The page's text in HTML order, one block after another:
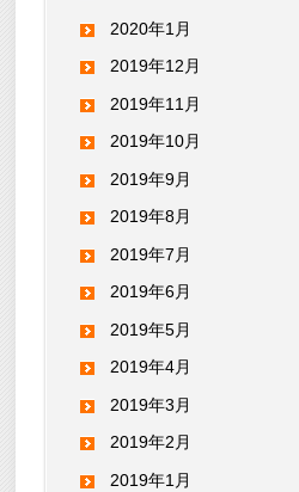
2020年1月
2019年12月
2019年11月
2019年10月
2019年9月
2019年8月
2019年7月
2019年6月
2019年5月
2019年4月
2019年3月
2019年2月
2019年1月